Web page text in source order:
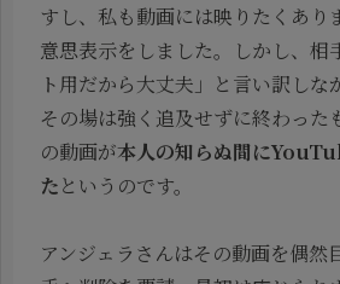
すし、私も動画には映りたくあり
意思表示をしました。しかし、相
ト用だから大丈夫」と言い訳しな
その場は強く追及せずに終わった
の動画が本人の知らぬ間に
たというのです。
アンジェラさんはその動画を偶然